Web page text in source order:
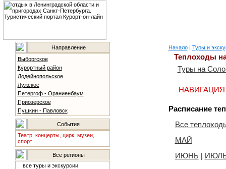
Направление
Выборгское
Курортный район
Лодейнопольское
Лужское
Петергоф - Ораниенбаум
Приозерское
Пушкин - Павловск
События
Театр, концерты, цирк, музеи,
спорт
Все регионы
все туры и экскурсии
Начало| Туры и
Теплоходы
Туры на
НАВИГАЦИЯ
Расписание
Все
МАЙ
ИЮНЬ |